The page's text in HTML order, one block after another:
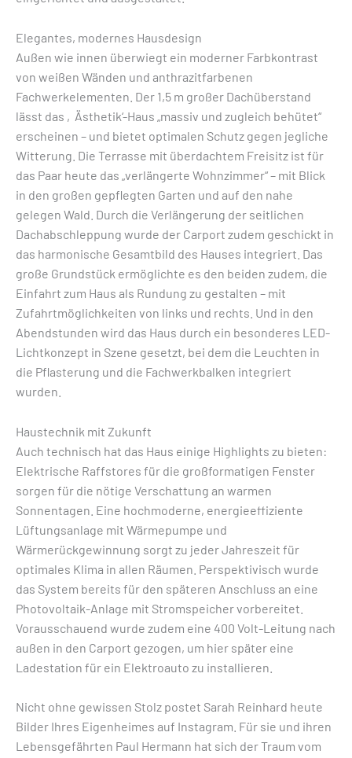
Elegantes, modernes Hausdesign
Außen wie innen überwiegt ein moderner Farbkontrast
von weißen Wänden und anthrazitfarbenen
Fachwerkelementen. Der 1,5 m großer Dachüberstand
lässt das ‚Ästhetik‘-Haus „massiv und zugleich behütet“
erscheinen – und bietet optimalen Schutz gegen jegliche
Witterung. Die Terrasse mit überdachtem Freisitz ist für
das Paar heute das „verlängerte Wohnzimmer“ – mit Blick
in den großen gepflegten Garten und auf den nahe
gelegen Wald. Durch die Verlängerung der seitlichen
Dachabschleppung wurde der Carport zudem geschickt in
das harmonische Gesamtbild des Hauses integriert. Das
große Grundstück ermöglichte es den beiden zudem, die
Einfahrt zum Haus als Rundung zu gestalten – mit
Zufahrtmöglichkeiten von links und rechts. Und in den
Abendstunden wird das Haus durch ein besonderes LED-
Lichtkonzept in Szene gesetzt, bei dem die Leuchten in
die Pflasterung und die Fachwerkbalken integriert
wurden.
Haustechnik mit Zukunft
Auch technisch hat das Haus einige Highlights zu bieten:
Elektrische Raffstores für die großformatigen Fenster
sorgen für die nötige Verschattung an warmen
Sonnentagen. Eine hochmoderne, energieeffiziente
Lüftungsanlage mit Wärmepumpe und
Wärmerückgewinnung sorgt zu jeder Jahreszeit für
optimales Klima in allen Räumen. Perspektivisch wurde
das System bereits für den späteren Anschluss an eine
Photovoltaik-Anlage mit Stromspeicher vorbereitet.
Vorausschauend wurde zudem eine 400 Volt-Leitung nach
außen in den Carport gezogen, um hier später eine
Ladestation für ein Elektroauto zu installieren.
Nicht ohne gewissen Stolz postet Sarah Reinhard heute
Bilder Ihres Eigenheimes auf Instagram. Für sie und ihren
Lebensgefährten Paul Hermann hat sich der Traum vom